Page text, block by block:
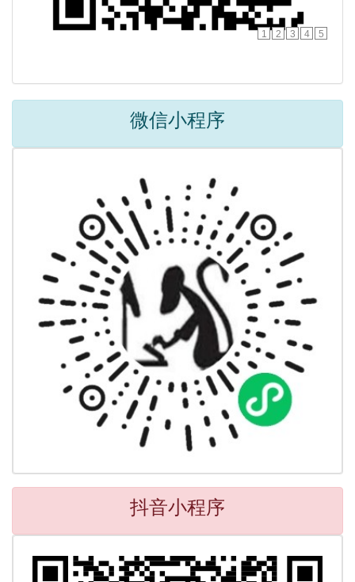
1 2 3 4 5
微信小程序
抖音小程序